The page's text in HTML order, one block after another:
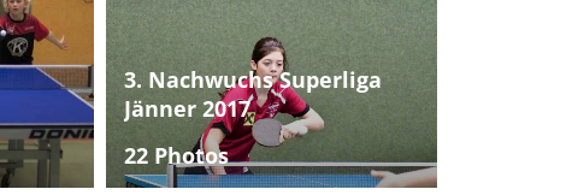
3. Nachwuchs Superliga
Jänner 2017
22 Photos